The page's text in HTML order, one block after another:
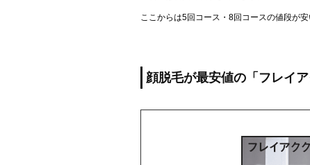
ここからは5回コース・8回コースの値段が
顔脱毛が最安値の「フレイア